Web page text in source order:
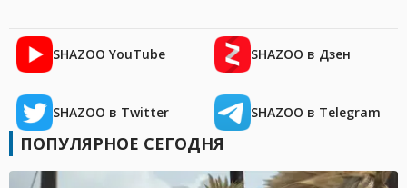
SHAZOO YouTube SHAZOO в Дзен
SHAZOO в Twitter SHAZOO в Telegram
ПОПУЛЯРНОЕ СЕГОДНЯ